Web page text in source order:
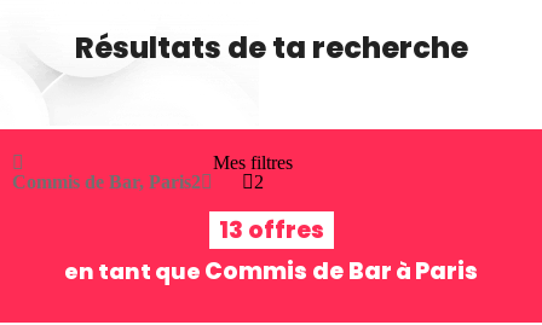
Résultats de ta recherche
Commis de Bar, Paris2
Mes filtres
2
13 offres
en tant que Commis de Bar à Paris